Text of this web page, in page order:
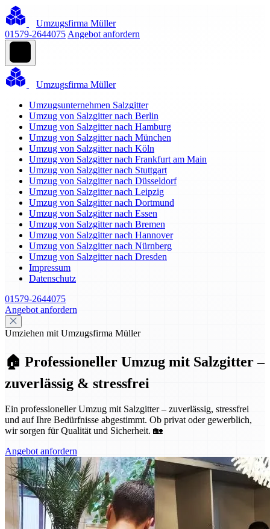
Umzugsfirma Müller
01579-2644075 Angebot anfordern
Umzugsfirma Müller
Umzugsunternehmen Salzgitter
Umzug von Salzgitter nach Berlin
Umzug von Salzgitter nach Hamburg
Umzug von Salzgitter nach München
Umzug von Salzgitter nach Köln
Umzug von Salzgitter nach Frankfurt am Main
Umzug von Salzgitter nach Stuttgart
Umzug von Salzgitter nach Düsseldorf
Umzug von Salzgitter nach Leipzig
Umzug von Salzgitter nach Dortmund
Umzug von Salzgitter nach Essen
Umzug von Salzgitter nach Bremen
Umzug von Salzgitter nach Hannover
Umzug von Salzgitter nach Nürnberg
Umzug von Salzgitter nach Dresden
Impressum
Datenschutz
01579-2644075
Angebot anfordern
Umziehen mit Umzugsfirma Müller
🏠 Professioneller Umzug mit Salzgitter –
zuverlässig & stressfrei
Ein professioneller Umzug mit Salzgitter – zuverlässig, stressfrei
und auf Ihre Bedürfnisse abgestimmt. Ob privat oder gewerblich,
wir sorgen für Qualität und Sicherheit. 🏡
Angebot anfordern